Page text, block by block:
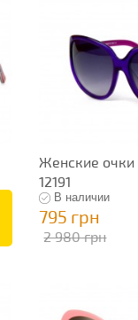
Женские очки
12191
В наличии
795 грн
2 980 грн